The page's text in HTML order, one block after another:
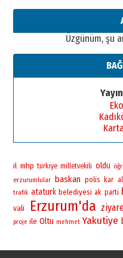
Üzgünüm, şu
il mhp turkiye milletvekili oldu
erzurumlular
baskan polis kar
trafik ataturk belediyesi ak parti
vali Erzurum'da
proje ile Oltu mehmet Yakutiye